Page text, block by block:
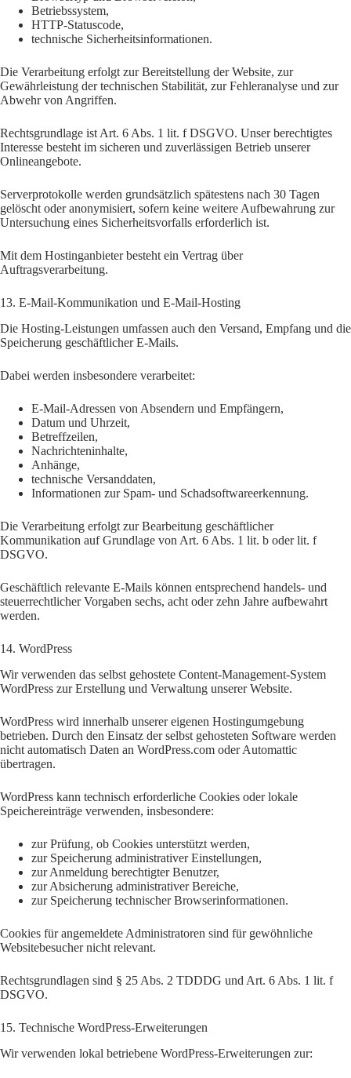
Betriebssystem,
HTTP-Statuscode,
technische Sicherheitsinformationen.
Die Verarbeitung erfolgt zur Bereitstellung der Website, zur
Gewährleistung der technischen Stabilität, zur Fehleranalyse und zur
Abwehr von Angriffen.
Rechtsgrundlage ist Art. 6 Abs. 1 lit. f DSGVO. Unser berechtigtes
Interesse besteht im sicheren und zuverlässigen Betrieb unserer
Onlineangebote.
Serverprotokolle werden grundsätzlich spätestens nach 30 Tagen
gelöscht oder anonymisiert, sofern keine weitere Aufbewahrung zur
Untersuchung eines Sicherheitsvorfalls erforderlich ist.
Mit dem Hostinganbieter besteht ein Vertrag über
Auftragsverarbeitung.
13. E-Mail-Kommunikation und E-Mail-Hosting
Die Hosting-Leistungen umfassen auch den Versand, Empfang und die
Speicherung geschäftlicher E-Mails.
Dabei werden insbesondere verarbeitet:
E-Mail-Adressen von Absendern und Empfängern,
Datum und Uhrzeit,
Betreffzeilen,
Nachrichteninhalte,
Anhänge,
technische Versanddaten,
Informationen zur Spam- und Schadsoftwareerkennung.
Die Verarbeitung erfolgt zur Bearbeitung geschäftlicher
Kommunikation auf Grundlage von Art. 6 Abs. 1 lit. b oder lit. f
DSGVO.
Geschäftlich relevante E-Mails können entsprechend handels- und
steuerrechtlicher Vorgaben sechs, acht oder zehn Jahre aufbewahrt
werden.
14. WordPress
Wir verwenden das selbst gehostete Content-Management-System
WordPress zur Erstellung und Verwaltung unserer Website.
WordPress wird innerhalb unserer eigenen Hostingumgebung
betrieben. Durch den Einsatz der selbst gehosteten Software werden
nicht automatisch Daten an WordPress.com oder Automattic
übertragen.
WordPress kann technisch erforderliche Cookies oder lokale
Speichereinträge verwenden, insbesondere:
zur Prüfung, ob Cookies unterstützt werden,
zur Speicherung administrativer Einstellungen,
zur Anmeldung berechtigter Benutzer,
zur Absicherung administrativer Bereiche,
zur Speicherung technischer Browserinformationen.
Cookies für angemeldete Administratoren sind für gewöhnliche
Websitebesucher nicht relevant.
Rechtsgrundlagen sind § 25 Abs. 2 TDDDG und Art. 6 Abs. 1 lit. f
DSGVO.
15. Technische WordPress-Erweiterungen
Wir verwenden lokal betriebene WordPress-Erweiterungen zur: